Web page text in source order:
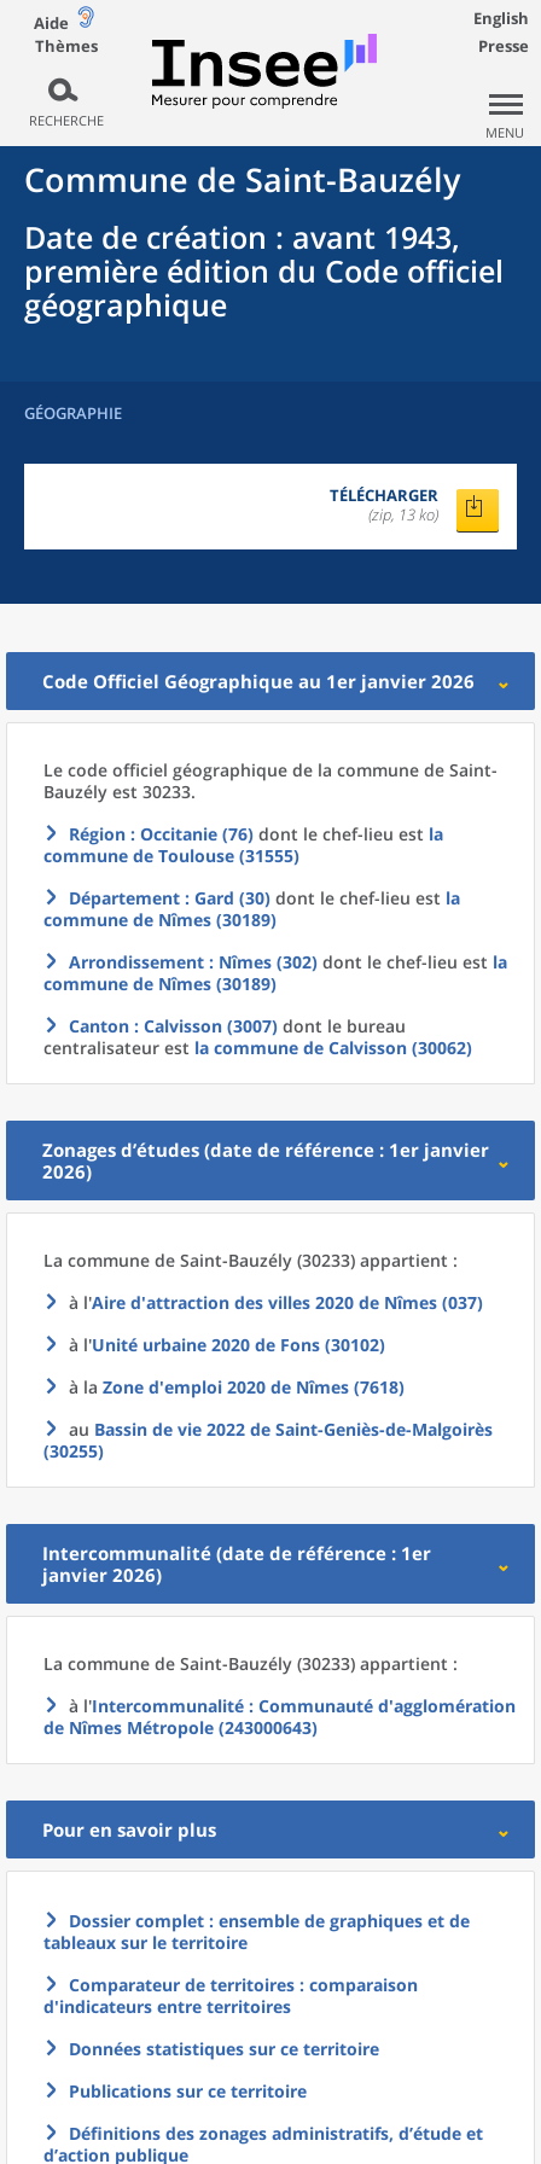
Aide
Thèmes
RECHERCHE
English
Presse
MENU
Commune de Saint-Bauzély
Date de création : avant 1943,
première édition du Code officiel
géographique
GÉOGRAPHIE
TÉLÉCHARGER
(zip, 13 ko)
Code Officiel Géographique au 1er janvier 2026
Le code officiel géographique de la commune de Saint-
Bauzély est 30233.
Région : Occitanie (76) dont le chef-lieu est la
commune de Toulouse (31555)
Département : Gard (30) dont le chef-lieu est la
commune de Nîmes (30189)
Arrondissement : Nîmes (302) dont le chef-lieu est la
commune de Nîmes (30189)
Canton : Calvisson (3007) dont le bureau
centralisateur est la commune de Calvisson (30062)
Zonages d’études (date de référence : 1er janvier
2026)
La commune de Saint-Bauzély (30233) appartient :
à l'Aire d'attraction des villes 2020 de Nîmes (037)
à l'Unité urbaine 2020 de Fons (30102)
à la Zone d'emploi 2020 de Nîmes (7618)
au Bassin de vie 2022 de Saint-Geniès-de-Malgoirès
(30255)
Intercommunalité (date de référence : 1er
janvier 2026)
La commune de Saint-Bauzély (30233) appartient :
à l'Intercommunalité : Communauté d'agglomération
de Nîmes Métropole (243000643)
Pour en savoir plus
Dossier complet : ensemble de graphiques et de
tableaux sur le territoire
Comparateur de territoires : comparaison
d'indicateurs entre territoires
Données statistiques sur ce territoire
Publications sur ce territoire
Définitions des zonages administratifs, d’étude et
d’action publique